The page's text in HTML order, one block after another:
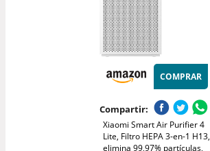
COMPRAR
Compartir:
Xiaomi Smart Air Purifier 4
Lite, Filtro HEPA 3-en-1 H13,
elimina 99,97% partículas,